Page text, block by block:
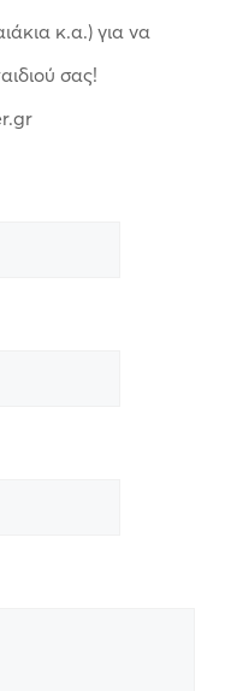
κ.α.) για να
σας!